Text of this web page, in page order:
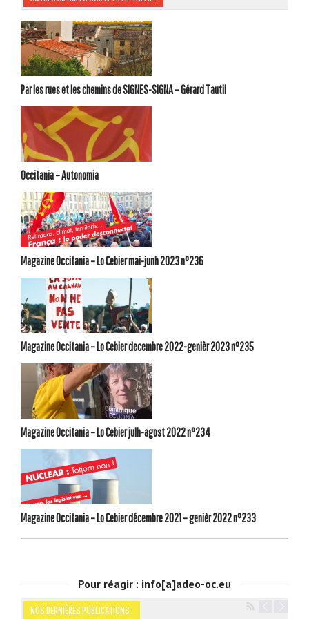
Par les rues et les chemins de SIGNES-SIGNA – Gérard Tautil
Occitania – Autonomia
Magazine Occitania – Lo Cebier mai-junh 2023 n°236
Magazine Occitania – Lo Cebier decembre 2022-genièr 2023 n°235
Magazine Occitania – Lo Cebier julh-agost 2022 n°234
Magazine Occitania – Lo Cebier décembre 2021 – genièr 2022 n°233
Pour réagir : info[a]adeo-oc.eu
NOS DERNIÈRES PUBLICATIONS :
Navigation